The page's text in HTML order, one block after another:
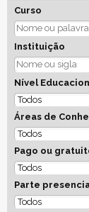
Curso
Instituição
Nível
Áreas de
Pago ou
Parte